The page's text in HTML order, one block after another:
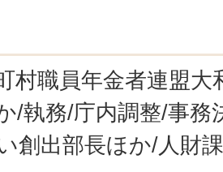
村職員年金者連盟
/執務/庁内調整/事務
創出部長ほか/人財